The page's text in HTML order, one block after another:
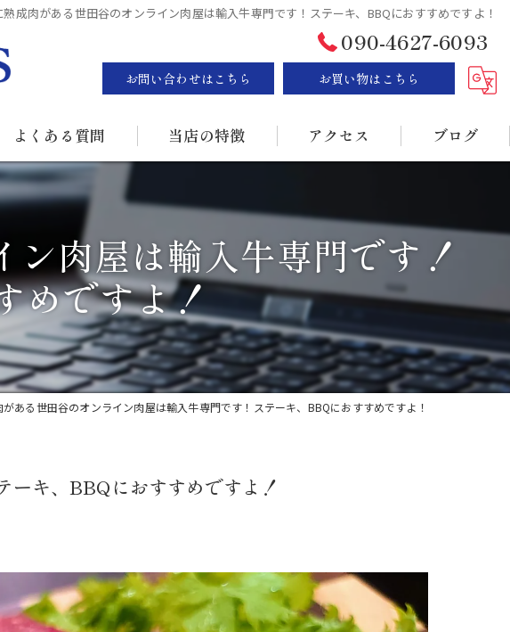
熟成肉がある世田谷のオンライン肉屋は輸入牛専門です！ステーキ、BBQにおすすめですよ！
090-4627-6093
お問い合わせはこちら お買い物はこちら
よくある質問 当店の特徴
ステーキ
BBQ
販売
持ち帰り
アクセス ブログ
肉屋は輸入牛専門です！
めですよ！
ある世田谷のオンライン肉屋は輸入牛専門です！ステーキ、BBQにおすすめですよ！
ーキ、BBQにおすすめですよ！